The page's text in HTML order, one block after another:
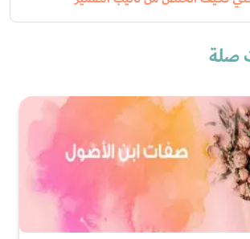
صلة